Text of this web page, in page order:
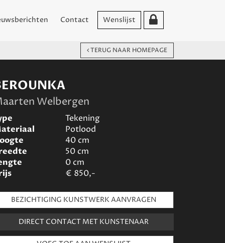
Contact Wenslijst
TERUG NAAR HOMEPAGE
Welbergen
Tekening
Potlood
40cm
50cm
0cm
€ 850,-
BEZICHTIGING KUNSTWERK AANVRAGEN
DIRECT CONTACT MET KUNSTENAAR